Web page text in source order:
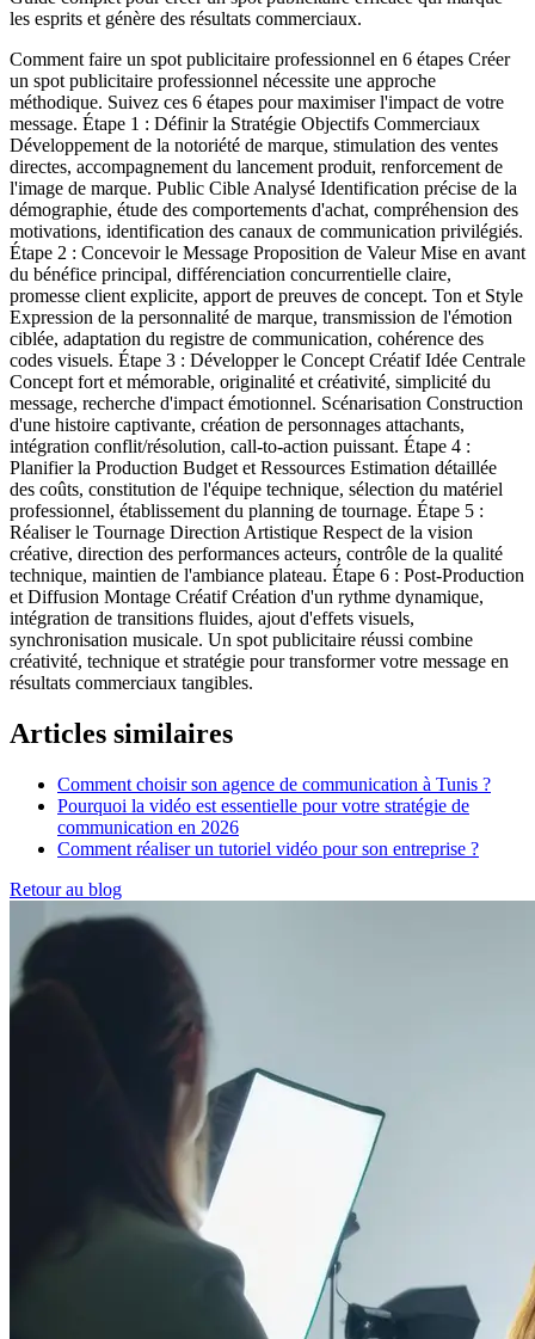
les esprits et génère des résultats commerciaux.
Comment faire un spot publicitaire professionnel en 6 étapes Créer
un spot publicitaire professionnel nécessite une approche
méthodique. Suivez ces 6 étapes pour maximiser l'impact de votre
message. Étape 1 : Définir la Stratégie Objectifs Commerciaux
Développement de la notoriété de marque, stimulation des ventes
directes, accompagnement du lancement produit, renforcement de
l'image de marque. Public Cible Analysé Identification précise de la
démographie, étude des comportements d'achat, compréhension des
motivations, identification des canaux de communication privilégiés.
Étape 2 : Concevoir le Message Proposition de Valeur Mise en avant
du bénéfice principal, différenciation concurrentielle claire,
promesse client explicite, apport de preuves de concept. Ton et Style
Expression de la personnalité de marque, transmission de l'émotion
ciblée, adaptation du registre de communication, cohérence des
codes visuels. Étape 3 : Développer le Concept Créatif Idée Centrale
Concept fort et mémorable, originalité et créativité, simplicité du
message, recherche d'impact émotionnel. Scénarisation Construction
d'une histoire captivante, création de personnages attachants,
intégration conflit/résolution, call-to-action puissant. Étape 4 :
Planifier la Production Budget et Ressources Estimation détaillée
des coûts, constitution de l'équipe technique, sélection du matériel
professionnel, établissement du planning de tournage. Étape 5 :
Réaliser le Tournage Direction Artistique Respect de la vision
créative, direction des performances acteurs, contrôle de la qualité
technique, maintien de l'ambiance plateau. Étape 6 : Post-Production
et Diffusion Montage Créatif Création d'un rythme dynamique,
intégration de transitions fluides, ajout d'effets visuels,
synchronisation musicale. Un spot publicitaire réussi combine
créativité, technique et stratégie pour transformer votre message en
résultats commerciaux tangibles.
Articles similaires
Comment choisir son agence de communication à Tunis ?
Pourquoi la vidéo est essentielle pour votre stratégie de
communication en 2026
Comment réaliser un tutoriel vidéo pour son entreprise ?
Retour au blog